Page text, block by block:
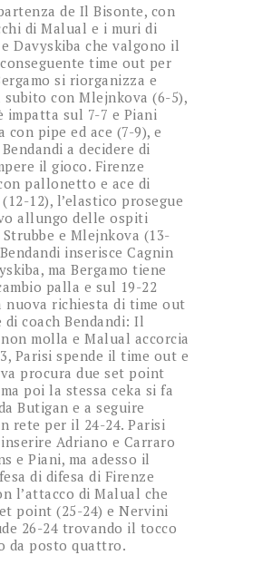
de Il Bisonte, con
di Malual e i muri di
Davyskiba che valgono il
time out per
si riorganizza e
subito con Mlejnkova (6-5),
impatta sul 7-7 e Piani
con pipe ed ace (7-9), e
a decidere di
il gioco. Firenze
pallonetto e ace di
12), l’elastico prosegue
allungo delle ospiti
e Mlejnkova (13-
inserisce Cagnin
ma Bergamo tiene
palla e sul 19-22
nuova richiesta di time out
di coach Bendandi: Il
molla e Malual accorcia
Parisi spende il time out e
procura due set point
poi la stessa ceka si fa
Butigan e a seguire
rete per il 24-24. Parisi
Adriano e Carraro
e Piani, ma adesso il
di difesa di Firenze
l’attacco di Malual che
point (25-24) e Nervini
26-24 trovando il tocco
da posto quattro.